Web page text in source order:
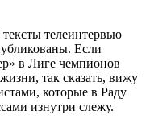
телеинтервью
Если
в Лиге чемпионов
так сказать, вижу
которые в Раду
изнутри слежу.